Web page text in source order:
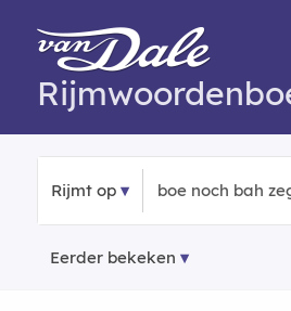
Rijmt op
Eerder bekeken